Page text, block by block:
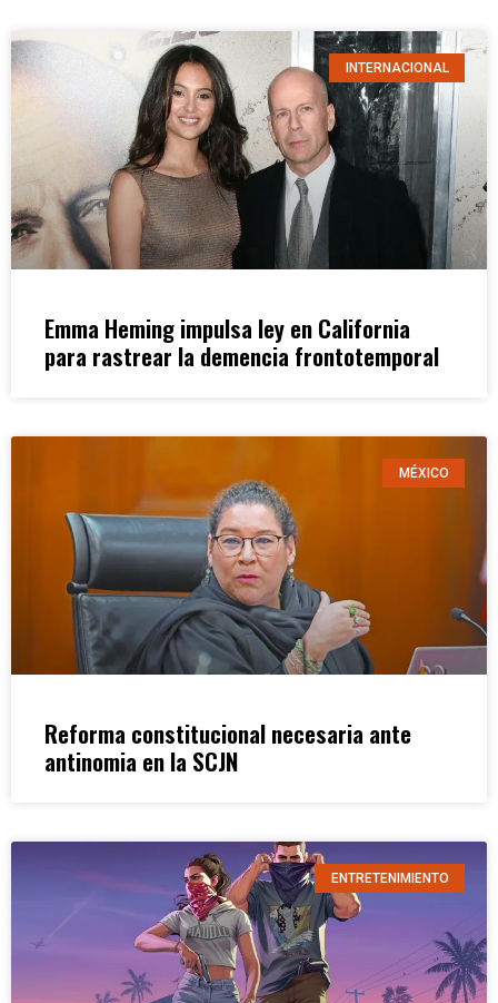
INTERNACIONAL
Emma Heming impulsa ley en California
para rastrear la demencia frontotemporal
MÉXICO
Reforma constitucional necesaria ante
antinomia en la SCJN
ENTRETENIMIENTO